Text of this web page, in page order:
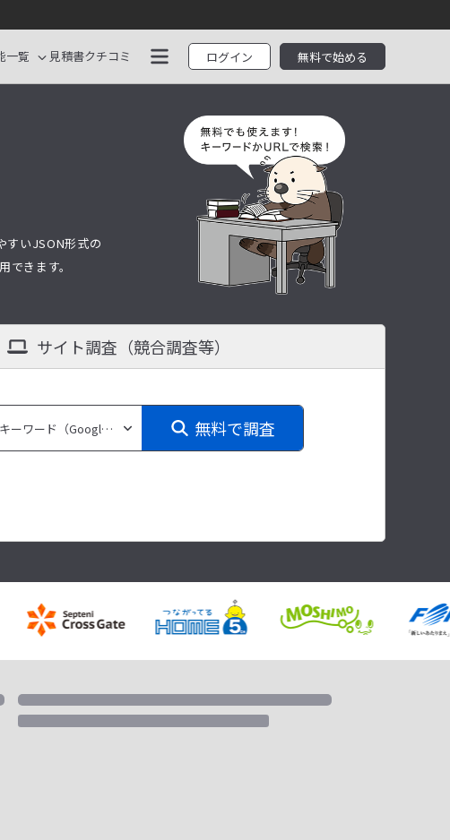
一覧 見積書クチコミ ログイン 無料で始める
すいJSON形式の
できます。
サイト調査 （競合調査等）
無料で調査